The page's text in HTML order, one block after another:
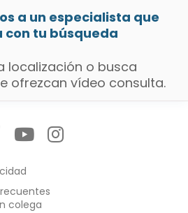
a un especialista que
con tu búsqueda
localización o busca
ofrezcan vídeo consulta.
colega